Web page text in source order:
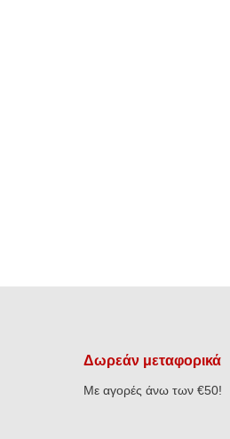
Δωρεάν μεταφορικά
Με αγορές άνω των €50!